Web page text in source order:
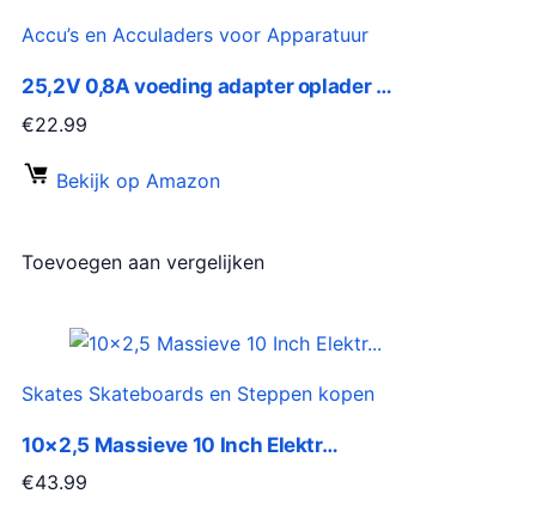
Accu’s en Acculaders voor Apparatuur
25,2V 0,8A voeding adapter oplader …
€22.99
Bekijk op Amazon
Toevoegen aan vergelijken
Skates Skateboards en Steppen kopen
10×2,5 Massieve 10 Inch Elektr…
€43.99